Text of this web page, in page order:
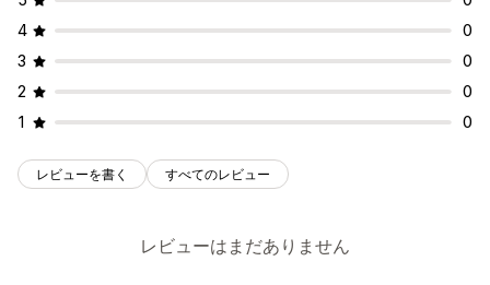
4
0
3
0
2
0
1
0
レビューを書く すべてのレビュー
レビューはまだありません